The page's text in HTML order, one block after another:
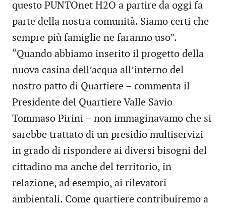
questo PUNTOnet H2O a partire da oggi fa
parte della nostra comunità. Siamo certi che
sempre più famiglie ne faranno uso”.
“Quando abbiamo inserito il progetto della
nuova casina dell’acqua all’interno del
nostro patto di Quartiere – commenta il
Presidente del Quartiere Valle Savio
Tommaso Pirini – non immaginavamo che si
sarebbe trattato di un presidio multiservizi
in grado di rispondere ai diversi bisogni del
cittadino ma anche del territorio, in
relazione, ad esempio, ai rilevatori
ambientali. Come quartiere contribuiremo a